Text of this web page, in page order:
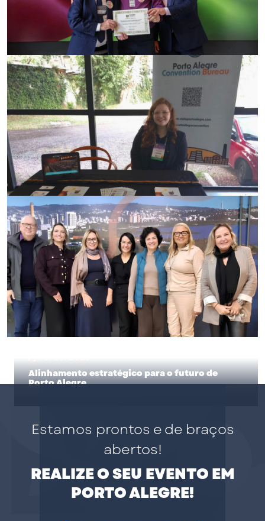
24/06/2026
Reconhecimento ao trabalho do turismo
gaúcho
17/06/2026
Porto Alegre em destaque no setor da saúde
Alinhamento estratégico para o futuro de
Porto Alegre
Estamos prontos e de braços
abertos!
REALIZE O SEU EVENTO EM
PORTO ALEGRE!